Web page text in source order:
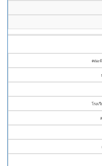
คณะ
โรงเ